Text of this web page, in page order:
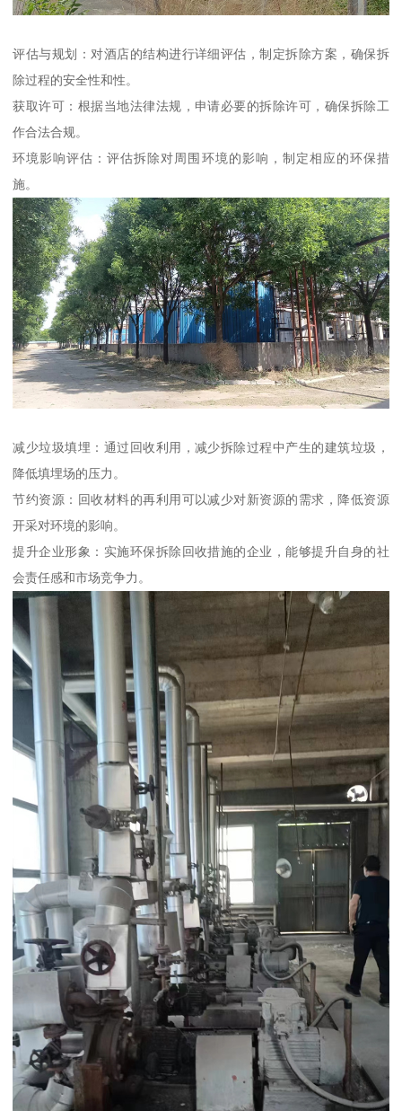
评估与规划：对酒店的结构进行详细评估，制定拆除方案，确保拆
除过程的安全性和性。
获取许可：根据当地法律法规，申请必要的拆除许可，确保拆除工
作合法合规。
环境影响评估：评估拆除对周围环境的影响，制定相应的环保措
施。
减少垃圾填埋：通过回收利用，减少拆除过程中产生的建筑垃圾，
降低填埋场的压力。
节约资源：回收材料的再利用可以减少对新资源的需求，降低资源
开采对环境的影响。
提升企业形象：实施环保拆除回收措施的企业，能够提升自身的社
会责任感和市场竞争力。